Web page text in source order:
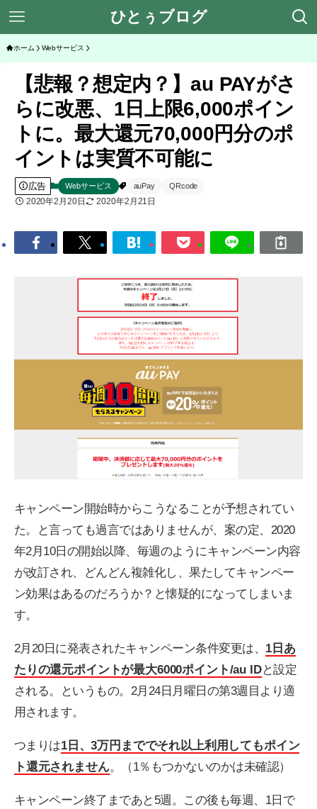
ひとぅブログ
ホーム Webサービス
【悲報？想定内？】au PAYがさ
らに改悪、1日上限6,000ポイン
トに。最大還元70,000円分のポ
イントは実質不可能に
広告 Webサービス auPay QRcode
2020年2月20日 2020年2月21日
キャンペーン開始時からこうなることが予想されてい
た。と言っても過言ではありませんが、案の定、2020
年2月10日の開始以降、毎週のようにキャンペーン内容
が改訂され、どんどん複雑化し、果たしてキャンペー
ン効果はあるのだろうか？と懐疑的になってしまいま
す。
2月20日に発表されたキャンペーン条件変更は、 1日あ
たりの還元ポイントが最大6000ポイント/au IDと設定
される。というもの。2月24日月曜日の第3週目より適
用されます。
つまりは1日、3万円まででそれ以上利用してもポイン
ト還元されません。（1％もつかないのかは未確認）
キャンペーン終了まであと5週。この後も毎週、1日で